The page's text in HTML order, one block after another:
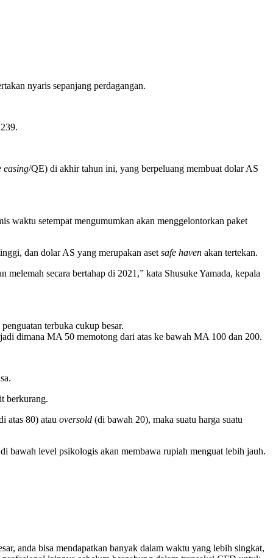
nyaris sepanjang perdagangan.
easing/QE) di akhir tahun ini, yang berpeluang membuat dolar AS
waktu setempat mengumumkan akan menggelontorkan paket
dan dolar AS yang merupakan aset safe haven akan tertekan.
secara bertahap di 2021,” kata Shusuke Yamada, kepala
terbuka cukup besar.
dimana MA 50 memotong dari atas ke bawah MA 100 dan 200.
berkurang.
atas 80) atau oversold (di bawah 20), maka suatu harga suatu
bawah level psikologis akan membawa rupiah menguat lebih jauh.
anda bisa mendapatkan banyak dalam waktu yang lebih singkat,